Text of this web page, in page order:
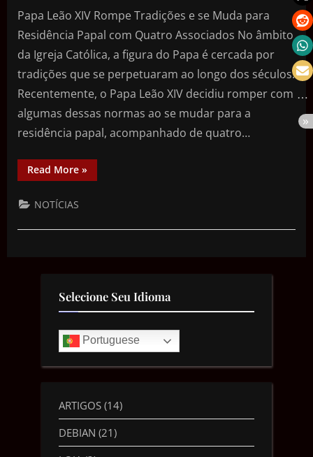
Papa Leão XIV Rompe Tradições e se Muda para
Residência Papal com Quatro Associados No âmbito
da Igreja Católica, a figura do Papa é cercada por
tradições que se perpetuaram ao longo dos séculos.
Recentemente, o Papa Leão XIV decidiu romper com
algumas dessas normas ao se mudar para a
residência papal, acompanhado de quatro…
Read More »
NOTÍCIAS
Selecione Seu Idioma
Portuguese
ARTIGOS (14)
DEBIAN (21)